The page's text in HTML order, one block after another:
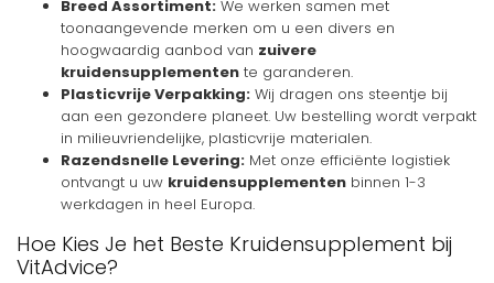
Breed Assortiment: We werken samen met
toonaangevende merken om u een divers en
hoogwaardig aanbod van zuivere
kruidensupplementen te garanderen.
Plasticvrije Verpakking: Wij dragen ons steentje bij
aan een gezondere planeet. Uw bestelling wordt verpakt
in milieuvriendelijke, plasticvrije materialen.
Razendsnelle Levering: Met onze efficiënte logistiek
ontvangt u uw kruidensupplementen binnen 1-3
werkdagen in heel Europa.
Hoe Kies Je het Beste Kruidensupplement bij
VitAdvice?